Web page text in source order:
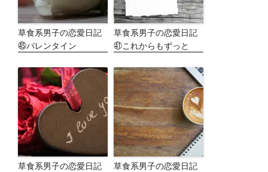
草食系男子の恋愛日記
㊺バレンタイン
草食系男子の恋愛日記
㊶これからもずっと
草食系男子の恋愛日記
草食系男子の恋愛日記